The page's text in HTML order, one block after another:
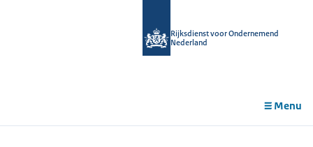
Rijksdienst voor Ondernemend
Nederland
Menu